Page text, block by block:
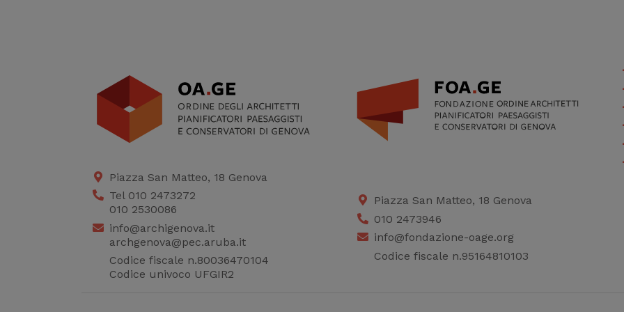
Piazza San Matteo, 18 Genova
Tel 010 2473272
010 2530086
info@archigenova.it
archgenova@pec.aruba.it
Codice fiscale n.80036470104
Codice univoco UFGIR2
Piazza San Matteo, 18 Genova
010 2473946
info@fondazione-oage.org
Codice fiscale n.95164810103